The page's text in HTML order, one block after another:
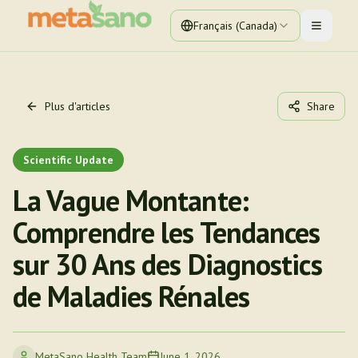
Français (Canada) Toggle
Plus d'articles Share
Scientific Update
La Vague Montante:
Comprendre les Tendances
sur 30 Ans des Diagnostics
de Maladies Rénales